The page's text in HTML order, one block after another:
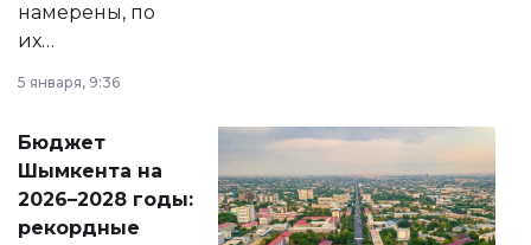
намерены, по
их
принести
народу
Венесуэлы.
5 января, 9:36
Бюджет
Шымкента на
2026–2028 годы:
рекордные